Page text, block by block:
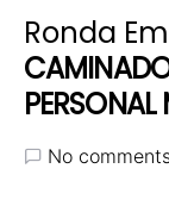
Ronda
No